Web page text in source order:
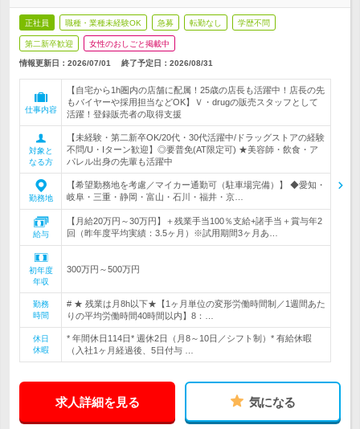
正社員 職種・業種未経験OK 急募 転勤なし 学歴不問
第二新卒歓迎 女性のおしごと掲載中
情報更新日：2026/07/01 終了予定日： 2026/08/31
仕事内容
【自宅から1h圏内の店舗に配属！25歳の店長も活躍中！店長の先
もバイヤーや採用担当などOK】Ｖ・drugの販売スタッフとして
活躍！登録販売者の取得支援
対象と
なる方
【未経験・第二新卒OK/20代・30代活躍中/ドラッグストアの経験
不問/U・Iターン歓迎】◎要普免(AT限定可) ★美容師・飲食・ア
パレル出身の先輩も活躍中
勤務地
【希望勤務地を考慮／マイカー通勤可（駐車場完備）】 ◆愛知・
岐阜・三重・静岡・富山・石川・福井・京…
給与
【月給20万円～30万円】＋残業手当100％支給+諸手当＋賞与年2
回（昨年度平均実績：3.5ヶ月）※試用期間3ヶ月あ…
初年度
年収
300万円～500万円
勤務
時間
# ★ 残業は月8h以下★【1ヶ月単位の変形労働時間制／1週間あた
りの平均労働時間40時間以内】8：…
休日
休暇
* 年間休日114日* 週休2日（月8～10日／シフト制）* 有給休暇
（入社1ヶ月経過後、5日付与 …
求人詳細を見る 気になる